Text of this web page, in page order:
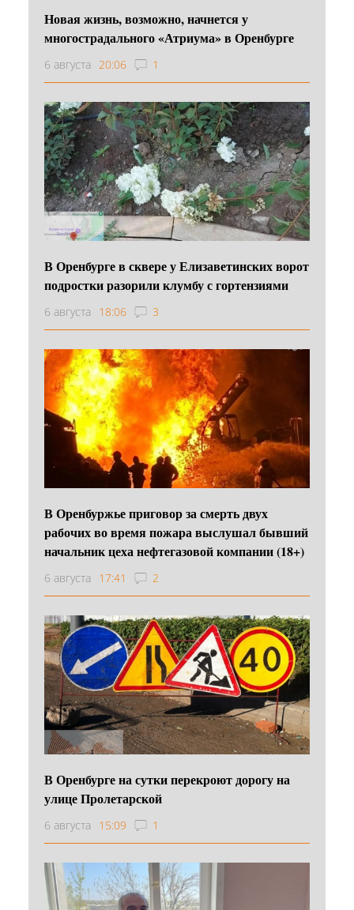
Новая жизнь, возможно, начнется у
многострадального «Атриума» в Оренбурге
6 августа 20:06 1
В Оренбурге в сквере у Елизаветинских ворот
подростки разорили клумбу с гортензиями
6 августа 18:06 3
В Оренбуржье приговор за смерть двух
рабочих во время пожара выслушал бывший
начальник цеха нефтегазовой компании (18+)
6 августа 17:41 2
В Оренбурге на сутки перекроют дорогу на
улице Пролетарской
6 августа 15:09 1